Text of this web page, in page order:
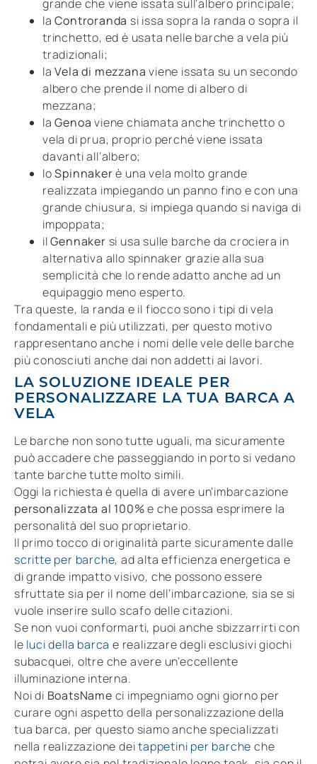
grande che viene issata sull’albero principale;
laControranda si issa sopra la randa o sopra il
trinchetto, ed è usata nelle barche a vela più
tradizionali;
laVela di mezzana viene issata su un secondo
albero che prende il nome di albero di
mezzana;
laGenoa viene chiamata anche trinchetto o
vela di prua, proprio perché viene issata
davanti all’albero;
loSpinnakerè una vela molto grande
realizzata impiegando un panno fino e con una
grande chiusura, si impiega quando si naviga di
impoppata;
ilGennaker si usa sulle barche da crociera in
alternativa allo spinnaker grazie alla sua
semplicità che lo rende adatto anche ad un
equipaggio meno esperto.
Tra queste, la randa e il fiocco sono i tipi di vela
fondamentali e più utilizzati, per questo motivo
rappresentano anche i nomi delle vele delle barche
più conosciuti anche dai non addetti ai lavori.
LA SOLUZIONE IDEALE PER
PERSONALIZZARE LA TUA BARCA A
VELA
Le barche non sono tutte uguali, ma sicuramente
può accadere che passeggiando in porto si vedano
tante barche tutte molto simili.
Oggi la richiesta è quella di avere un’imbarcazione
personalizzata al 100%e che possa esprimere la
personalità del suo proprietario.
Il primo tocco di originalità parte sicuramente dalle
scritte per barche, ad alta efficienza energetica e
di grande impatto visivo, che possono essere
sfruttate sia per il nome dell’imbarcazione, sia se si
vuole inserire sullo scafo delle citazioni.
Se non vuoi conformarti, puoi anche sbizzarrirti con
le luci della barca e realizzare degli esclusivi giochi
subacquei, oltre che avere un’eccellente
illuminazione interna.
Noi di BoatsName ci impegniamo ogni giorno per
curare ogni aspetto della personalizzazione della
tua barca, per questo siamo anche specializzati
nella realizzazione deitappetini per barche che